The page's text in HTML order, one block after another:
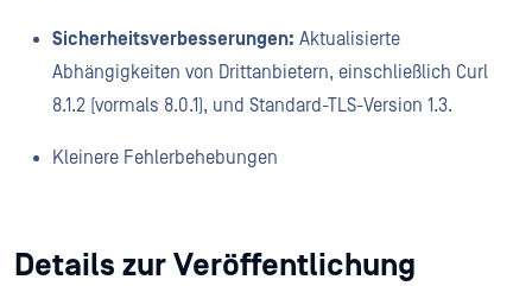
Sicherheitsverbesserungen: Aktualisierte
Abhängigkeiten von Drittanbietern, einschließlich Curl
8.1.2 (vormals 8.0.1), und Standard-TLS-Version 1.3.
Kleinere Fehlerbehebungen
Details zur Veröffentlichung